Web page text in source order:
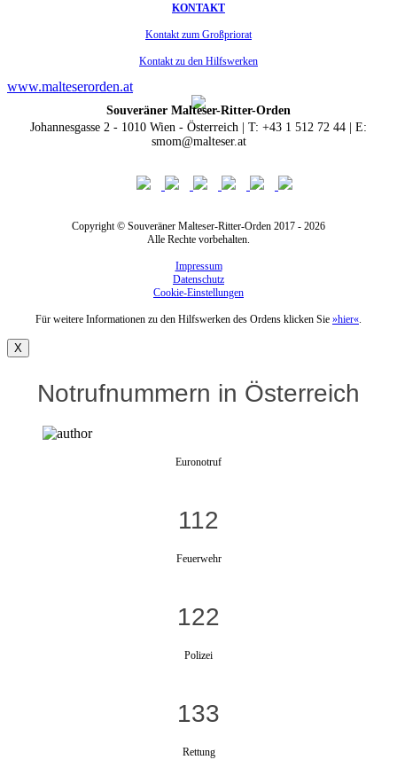
KONTAKT
Kontakt zum Großpriorat
Kontakt zu den Hilfswerken
www.malteserorden.at
Souveräner Malteser-Ritter-Orden
Johannesgasse 2 - 1010 Wien - Österreich | T: +43 1 512 72 44 | E:
smom@malteser.at
Copyright © Souveräner Malteser-Ritter-Orden 2017 - 2026
Alle Rechte vorbehalten.
Impressum
Datenschutz
Cookie-Einstellungen
Für weitere Informationen zu den Hilfswerken des Ordens klicken Sie »hier«.
X
Notrufnummern in Österreich
Euronotruf
112
Feuerwehr
122
Polizei
133
Rettung